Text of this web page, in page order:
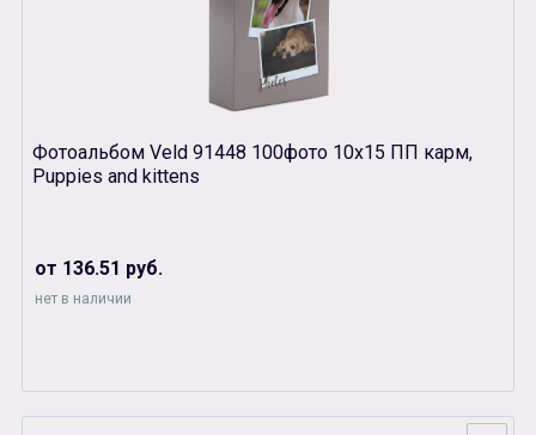
Фотоальбом Veld 91448 100фото 10х15 ПП карм,
Puppies and kittens
от 136.51 руб.
нет в наличии